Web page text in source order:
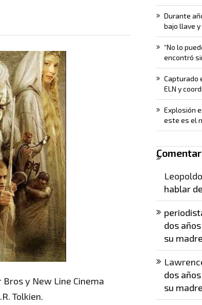
Bros y New Line Cinema
Tolkien.
Durante
bajo llave
“No lo
encontró
Capturado
ELN y
Explosión
este es el
hablar
dos
su
dos
su